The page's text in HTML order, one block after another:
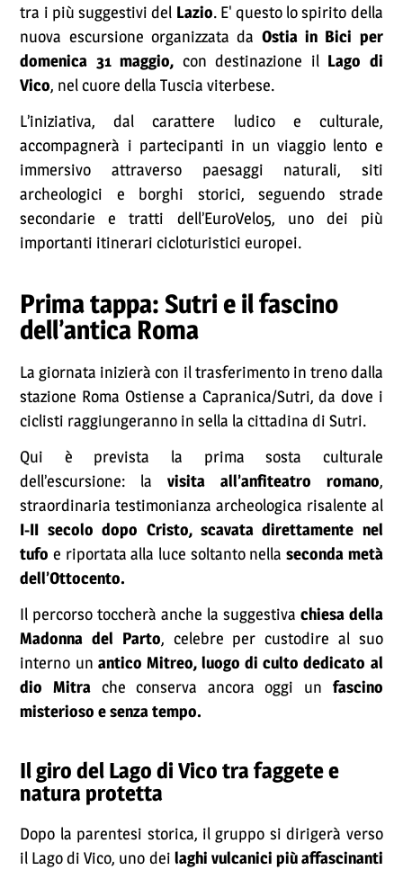
tra i più suggestivi del Lazio. E' questo lo spirito della
nuova escursione organizzata da Ostia in Bici per
domenica 31 maggio, con destinazione ilLago di
Vico, nel cuore della Tuscia viterbese.
L’iniziativa, dal carattere ludico e culturale,
accompagnerà i partecipanti in un viaggio lento e
immersivo attraverso paesaggi naturali, siti
archeologici e borghi storici, seguendo strade
secondarie e tratti dell’EuroVelo5, uno dei più
importanti itinerari cicloturistici europei.
Prima tappa: Sutri e il fascino
dell’antica Roma
La giornata inizierà con il trasferimento in treno dalla
stazione Roma Ostiense a Capranica/Sutri, da dove i
ciclisti raggiungeranno in sella la cittadina di Sutri.
Qui è prevista la prima sosta culturale
dell’escursione: la visita all’anfiteatro romano,
straordinaria testimonianza archeologica risalente al
I-II secolo dopo Cristo, scavata direttamente nel
tufo e riportata alla luce soltanto nella seconda metà
dell’Ottocento.
Il percorso toccherà anche la suggestiva chiesa della
Madonna del Parto, celebre per custodire al suo
interno un antico Mitreo, luogo di culto dedicato al
dio Mitra che conserva ancora oggi un fascino
misterioso e senza tempo.
Il giro del Lago di Vico tra faggete e
natura protetta
Dopo la parentesi storica, il gruppo si dirigerà verso
il Lago di Vico, uno dei laghi vulcanici più affascinanti